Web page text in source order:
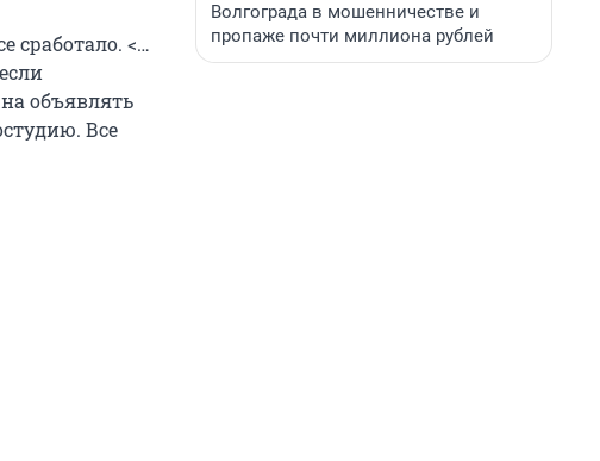
сработало. <…
объявлять
Все
Волгограда в мошенничестве и
пропаже почти миллиона рублей